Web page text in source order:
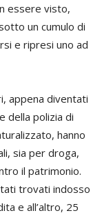
essere visto,
un cumulo di
e ripresi uno ad
appena diventati
della polizia di
hanno
sia per droga,
il patrimonio.
trovati indosso
e all’altro, 25